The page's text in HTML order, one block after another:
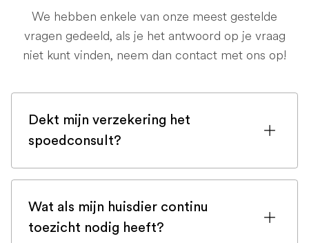
We hebben enkele van onze meest gestelde
vragen gedeeld, als je het antwoord op je vraag
niet kunt vinden, neem dan contact met ons op!
Dekt mijn verzekering het
spoedconsult?
Als u bent ingeschreven bij een
dat een spoedconsult wordt gedekt.
Maar controleer voor de zekerheid uw
Wat als mijn huisdier continu
toezicht nodig heeft?